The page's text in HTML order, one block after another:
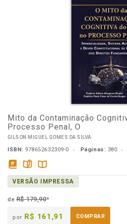
Mito da Contaminação
Processo Penal, O
GILSON MIGUEL GOMES DA SILVA
ISBN: 978652632309-0 Páginas: 380
disponível
em
páginasDisponível
na
VERSÃO IMPRESSA
deR$ 179,90*
por R$ 161,91 COMPRAR